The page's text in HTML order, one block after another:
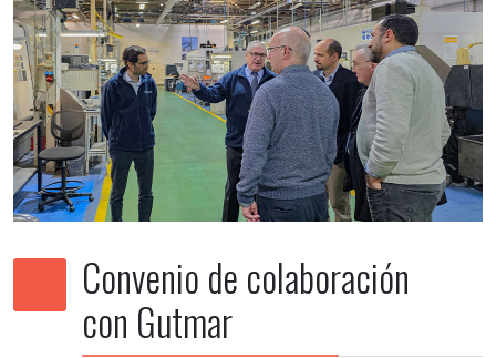
Convenio de colaboración
con Gutmar